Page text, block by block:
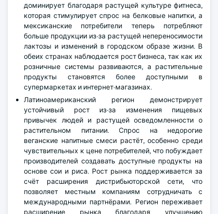
доминирует благодаря растущей культуре фитнеса,
которая стимулирует спрос на белковые напитки, а
мексиканские потребители теперь потребляют
больше продукции из-за растущей непереносимости
лактозы и изменений в городском образе жизни. В
обеих странах наблюдается рост бизнеса, так как их
розничные системы развиваются, а растительные
продукты становятся более доступными в
супермаркетах и интернет-магазинах.
Латиноамериканский регион демонстрирует
устойчивый рост из-за изменения пищевых
привычек людей и растущей осведомленности о
растительном питании. Спрос на недорогие
веганские напитные смеси растёт, особенно среди
чувствительных к цене потребителей, что побуждает
производителей создавать доступные продукты на
основе сои и риса. Рост рынка поддерживается за
счёт расширения дистрибьюторской сети, что
позволяет местным компаниям сотрудничать с
международными партнёрами. Регион переживает
расширение рынка благодаря улучшению